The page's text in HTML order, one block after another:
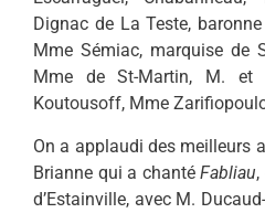
Dignac de La Teste,
Mme Sémiac, marquise de
Mme de St-Martin, M. et
Koutousoff, Mme
On a applaudi des meilleurs
Brianne qui a chantéFabliau
d’Estainville, avec M.